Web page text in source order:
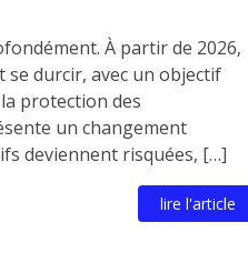
À partir de 2026,
durcir, avec un objectif
protection des
un changement
deviennent risquées, […]
lire l'article